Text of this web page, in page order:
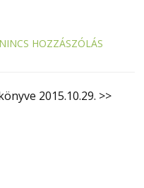
NINCS HOZZÁSZÓLÁS
2015.10.29. >>